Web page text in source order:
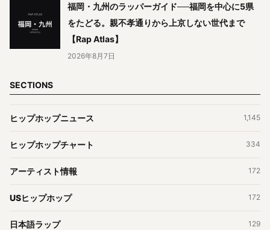
福岡・九州のラッパーガイド──福岡を中心に5県
をたどる。親不孝通りから上京しない世代まで
【Rap Atlas】
2026年8月7日
SECTIONS
ヒップホップニュース 1,145
ヒップホップチャート 334
アーティスト情報 172
USヒップホップ 172
日本語ラップ 129